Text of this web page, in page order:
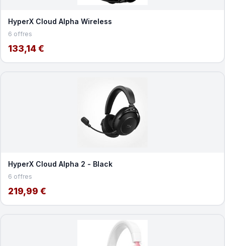
HyperX Cloud Alpha Wireless
6 offres
133,14 €
HyperX Cloud Alpha 2 - Black
6 offres
219,99 €